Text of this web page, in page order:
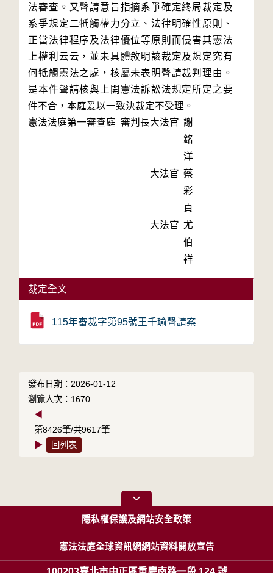
法審查。又聲請意旨指摘系爭確定終局裁定及
系爭規定二牴觸權力分立、法律明確性原則、
正當法律程序及法律優位等原則而侵害其憲法
上權利云云，並未具體敘明該裁定及規定究有
何牴觸憲法之處，核屬未表明聲請裁判理由。
是本件聲請核與上開憲法訴訟法規定所定之要
件不合，本庭爰以一致決裁定不受理。
憲法法庭第一審查庭 審判長大法官 謝
銘
洋
大法官 蔡
彩
貞
大法官 尤
伯
祥
裁定全文
115年審裁字第95號王千瑜聲請案
發布日期：2026-01-12
瀏覽人次：1670
◀
第8426筆/共9617筆
▶
回列表
隱私權保護及網站安全政策
憲法法庭全球資訊網網站資料開放宣告